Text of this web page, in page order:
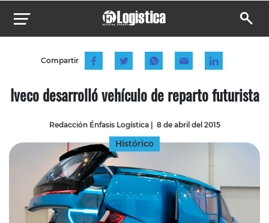
Compartir
Iveco desarrolló vehículo de reparto futurista
Redacción Énfasis Logística| 8 de abril del 2015
Histórico